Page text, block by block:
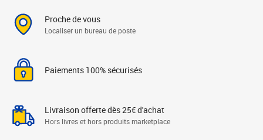
Proche de vous
Localiser un bureau de poste
Paiements 100% sécurisés
Livraison offerte dès 25€ d'achat
Hors livres et hors produits marketplace